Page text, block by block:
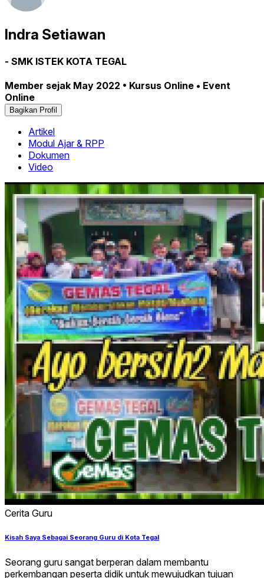
Indra Setiawan
- SMK ISTEK KOTA TEGAL
Member sejak May 2022 • Kursus Online • Event
Online
Bagikan Profil
Artikel
Modul Ajar & RPP
Dokumen
Video
Cerita Guru
Kisah Saya Sebagai Seorang Guru di Kota Tegal
Seorang guru sangat berperan dalam membantu
perkembangan peserta didik untuk mewujudkan tujuan